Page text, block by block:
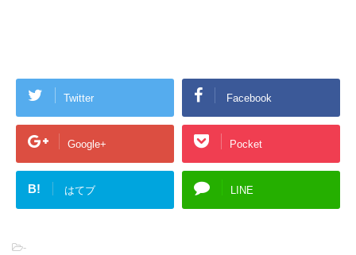
Twitter Facebook
Google+ Pocket
B! はてブ LINE
-